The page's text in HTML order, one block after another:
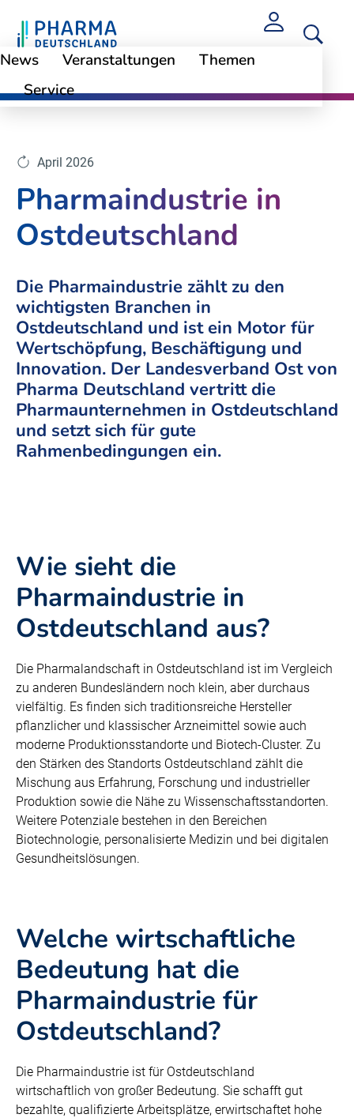
News Veranstaltungen
Themen
Service
Themen Pharmastandort Deutschland
April 2026
Pharmaindustrie in
Ostdeutschland
Die Pharmaindustrie zählt zu den
wichtigsten Branchen in
Ostdeutschland und ist ein Motor für
Wertschöpfung, Beschäftigung und
Innovation. Der Landesverband Ost von
Pharma Deutschland vertritt die
Pharmaunternehmen in Ostdeutschland
und setzt sich für gute
Rahmenbedingungen ein.
Wie sieht die
Pharmaindustrie in
Ostdeutschland aus?
Die Pharmalandschaft in Ostdeutschland ist im Vergleich
zu anderen Bundesländern noch klein, aber durchaus
vielfältig. Es finden sich traditionsreiche Hersteller
pflanzlicher und klassischer Arzneimittel sowie auch
moderne Produktionsstandorte und Biotech-Cluster. Zu
den Stärken des Standorts Ostdeutschland zählt die
Mischung aus Erfahrung, Forschung und industrieller
Produktion sowie die Nähe zu Wissenschaftsstandorten.
Weitere Potenziale bestehen in den Bereichen
Biotechnologie, personalisierte Medizin und bei digitalen
Gesundheitslösungen.
Welche wirtschaftliche
Bedeutung hat die
Pharmaindustrie für
Ostdeutschland?
Die Pharmaindustrie ist für Ostdeutschland
wirtschaftlich von großer Bedeutung. Sie schafft gut
bezahlte, qualifizierte Arbeitsplätze, erwirtschaftet hohe